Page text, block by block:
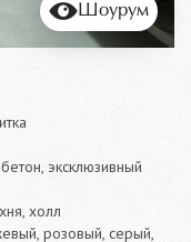
Шоурум
эксклюзивный
холл
розовый, серый,